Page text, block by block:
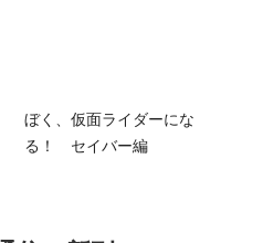
ぼく、仮面ライダーにな
る！ セイバー編